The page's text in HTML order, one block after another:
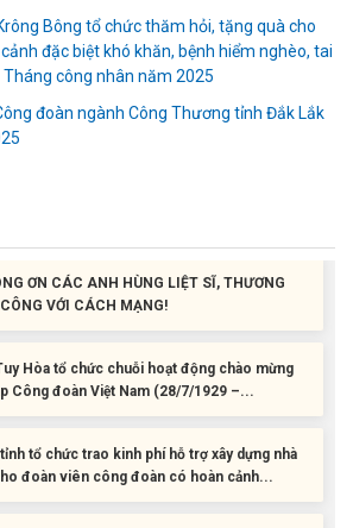
Bông tổ chức thăm hỏi, tặng quà cho
đặc biệt khó khăn, bệnh hiểm nghèo, tai
công nhân năm 2025
đoàn ngành Công Thương tỉnh Đắk Lắk
đoàn cho 2 đoàn viên thuộc Công đoàn
ƠN CÁC ANH HÙNG LIỆT SĨ, THƯƠNG
Hòa tổ chức chuỗi hoạt động chào mừng
tổ chức trao kinh phí hỗ trợ xây dựng nhà
đoàn cho 2 đoàn viên thuộc Công đoàn